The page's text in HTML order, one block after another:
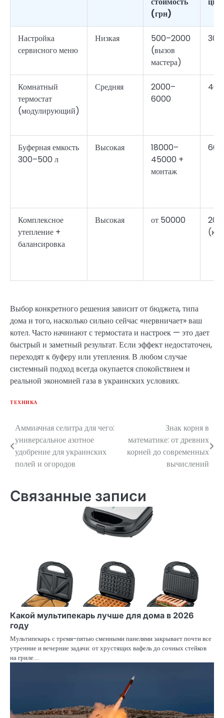
(грн)
Настройка
сервисного меню
Низкая
500–2000
(вызов
мастера)
Комнатный
термостат
(модулирующий)
Средняя
2000–
6000
Буферная емкость
300–500 л
Высокая
18000–
45000 +
монтаж
Комплексное
утепление +
балансировка
Высокая от 50000
Выбор конкретного решения зависит от бюджета, типа
дома и того, насколько сильно сейчас «нервничает» ваш
котел. Часто начинают с термостата и настроек — это дает
быстрый и заметный результат. Если эффект недостаточен,
переходят к буферу или утепления. В любом случае
системный подход всегда окупается спокойствием и
реальной экономией газа в украинских условиях.
ТЕХНИКА
Навигация
по
записям
Аммиачная селитра для чего:
универсальное азотное
удобрение для украинских
полей и огородов
Знак корня в
математике: от древних
корней до современных
вычислений
Связанные записи
Какой мультипекарь лучше для дома в 2026
году
Мультипекарь с тремя-пятью сменными панелями закрывает почти все
утренние и вечерние задачи: от хрустящих вафель до сочных стейков
на гриле.…